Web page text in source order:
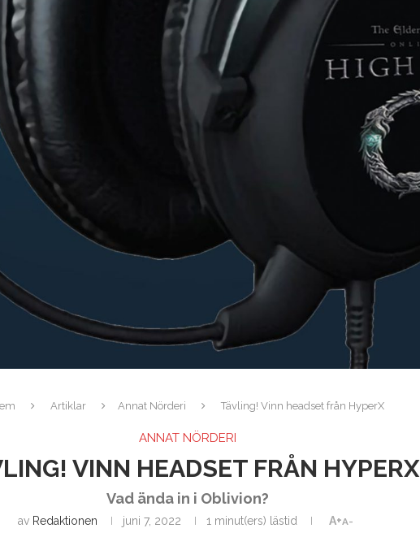
Artiklar Annat Nörderi Tävling! Vinn headset från HyperX
ANNAT NÖRDERI
VINN HEADSET FRÅN HYPERX
Vad ända in i Oblivion?
av Redaktionen juni 7, 2022 1 minut(ers) lästid A+A-